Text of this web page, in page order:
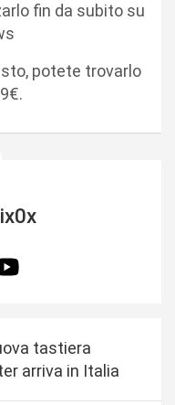
fin da subito su
potete trovarlo
tastiera
arriva in Italia